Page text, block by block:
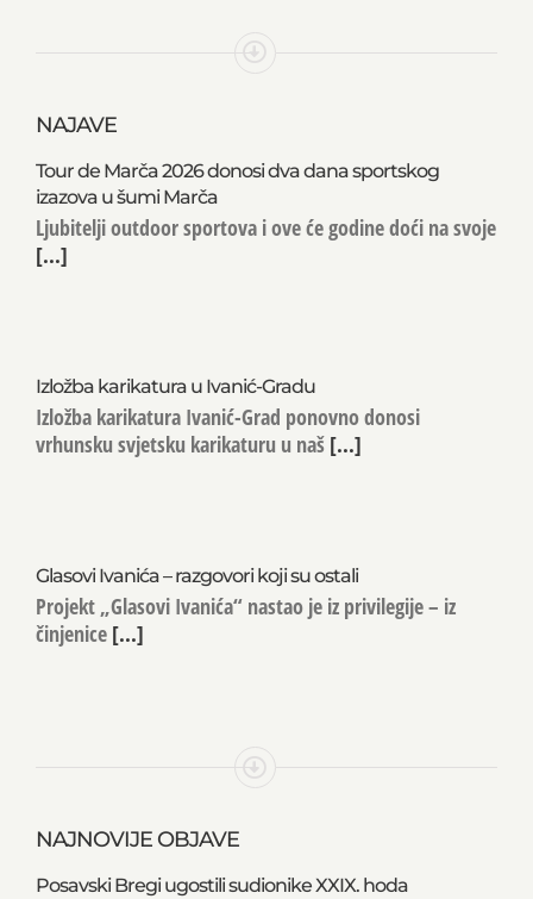
NAJAVE
Tour de Marča 2026 donosi dva dana sportskog
izazova u šumi Marča
Ljubitelji outdoor sportova i ove će godine doći na svoje
[...]
Izložba karikatura u Ivanić-Gradu
Izložba karikatura Ivanić-Grad ponovno donosi
vrhunsku svjetsku karikaturu u naš [...]
Glasovi Ivanića – razgovori koji su ostali
Projekt „Glasovi Ivanića“ nastao je iz privilegije – iz
činjenice [...]
NAJNOVIJE OBJAVE
Posavski Bregi ugostili sudionike XXIX. hoda